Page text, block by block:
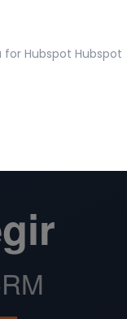
for Hubspot Hubspot